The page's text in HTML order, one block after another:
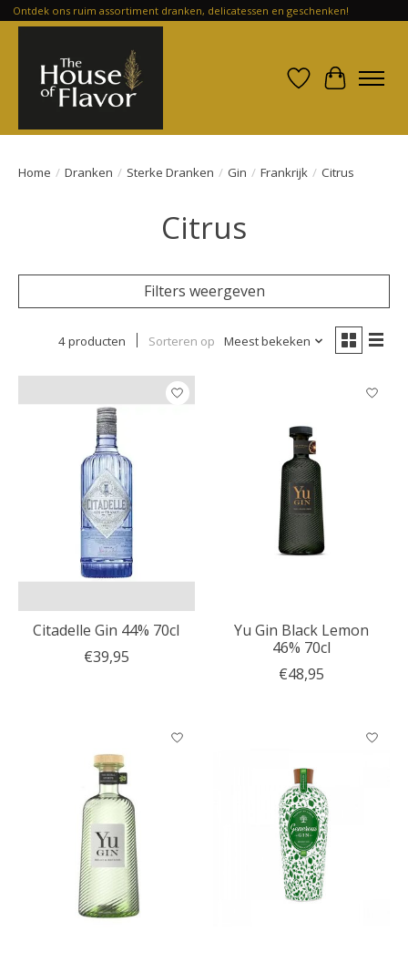
Ontdek ons ruim assortiment dranken, delicatessen en geschenken!
Verlanglijst
Home / Dranken / Sterke Dranken / Gin / Frankrijk / Citrus
Citrus
Filters weergeven
4 producten Sorteren op Meest bekeken
Citadelle Gin 44% 70cl
€39,95
Yu Gin Black Lemon
46% 70cl
€48,95